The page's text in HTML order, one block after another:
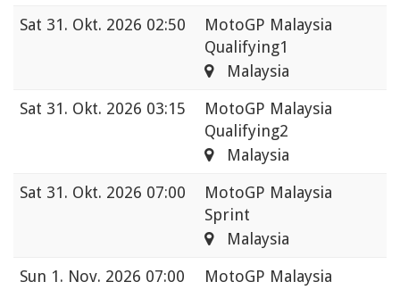
Sat 31. Okt. 2026 02:50
MotoGP Malaysia
Qualifying1
Malaysia
Sat 31. Okt. 2026 03:15
MotoGP Malaysia
Qualifying2
Malaysia
Sat 31. Okt. 2026 07:00
MotoGP Malaysia
Sprint
Malaysia
Sun 1. Nov. 2026 07:00
MotoGP Malaysia